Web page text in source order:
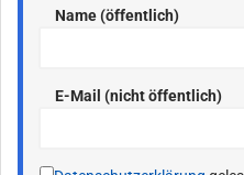
Name (öffentlich)
E-Mail (nicht öffentlich)